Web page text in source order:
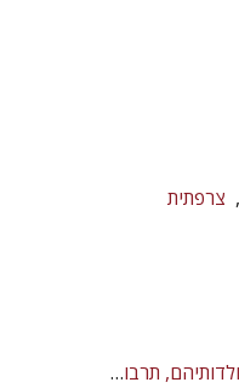
צרפתית
איטליה - כתב עת לחקר תולדותיהם, תרבותם וספרותם של יהודי איטליה. כינוסים, סדרת מוספים